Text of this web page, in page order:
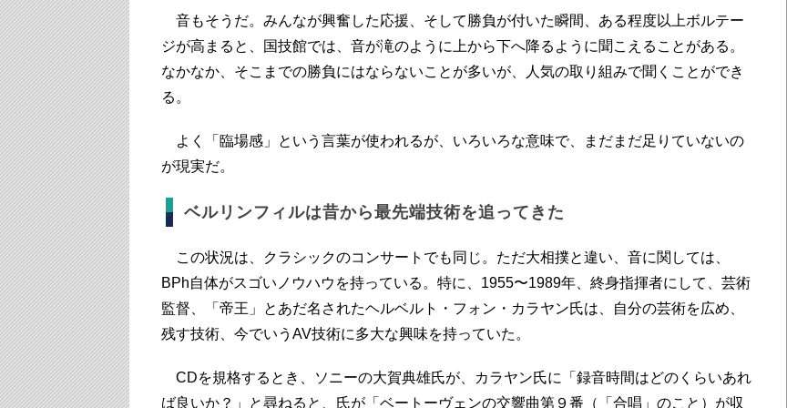
音もそうだ。みんなが興奮した応援、そして勝負が付いた瞬間、ある程度以上ボルテー
ジが高まると、国技館では、音が滝のように上から下へ降るように聞こえることがある。
なかなか、そこまでの勝負にはならないことが多いが、人気の取り組みで聞くことができ
る。
よく「臨場感」という言葉が使われるが、いろいろな意味で、まだまだ足りていないの
が現実だ。
ベルリンフィルは昔から最先端技術を追ってきた
この状況は、クラシックのコンサートでも同じ。ただ大相撲と違い、音に関しては、
BPh自体がスゴいノウハウを持っている。特に、1955〜1989年、終身指揮者にして、芸術
監督、「帝王」とあだ名されたヘルベルト・フォン・カラヤン氏は、自分の芸術を広め、
残す技術、今でいうAV技術に多大な興味を持っていた。
CDを規格するとき、ソニーの大賀典雄氏が、カラヤン氏に「録音時間はどのくらいあれ
ば良いか？」と尋ねると、氏が「ベートーヴェンの交響曲第９番（「合唱」のこと）が収